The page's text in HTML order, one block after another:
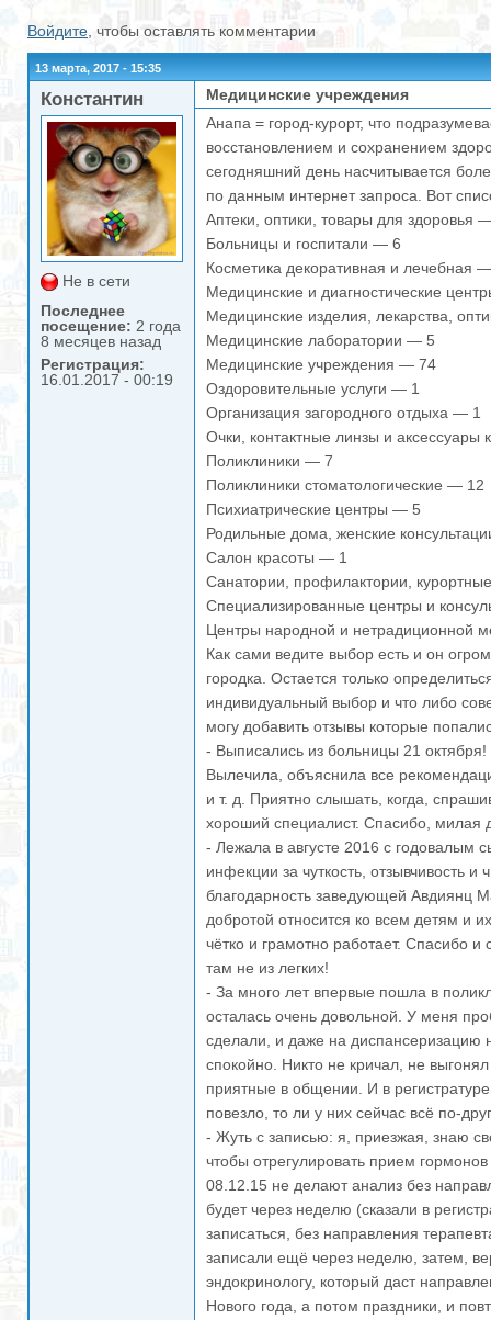
Войдите , чтобы оставлять комментарии
13 марта, 2017 - 15:35
Константин
Не в сети
Последнее
посещение: 2 года
8 месяцев назад
Регистрация:
16.01.2017 - 00:19
Медицинские учреждения
Анапа = город-курорт, что
восстановлением и сохранением
сегодняшний день насчитывается
по данным интернет запроса. Вот
Аптеки, оптики, товары для здоровья
Больницы и госпитали — 6
Косметика декоративная и лечебная
Медицинские и диагностические
Медицинские изделия, лекарства,
Медицинские лаборатории — 5
Медицинские учреждения — 74
Оздоровительные услуги — 1
Организация загородного отдыха — 1
Очки, контактные линзы и
Поликлиники — 7
Поликлиники стоматологические — 12
Психиатрические центры — 5
Родильные дома, женские
Салон красоты — 1
Санатории, профилактории,
Специализированные центры и
Центры народной и нетрадиционной
Как сами ведите выбор есть и он
городка. Остается только
индивидуальный выбор и что либо
могу добавить отзывы которые
- Выписались из больницы 21
Вылечила, объяснила все
и т. д. Приятно слышать, когда,
хороший специалист. Спасибо, милая
- Лежала в августе 2016 с годовалым
инфекции за чуткость, отзывчивость и
благодарность заведующей Авдиянц
добротой относится ко всем детям и
чётко и грамотно работает. Спасибо
там не из легких!
- За много лет впервые пошла в
осталась очень довольной. У меня
сделали, и даже на диспансеризацию
спокойно. Никто не кричал, не
приятные в общении. И в
повезло, то ли у них сейчас всё по-
- Жуть с записью: я, приезжая, знаю
чтобы отрегулировать прием
08.12.15 не делают анализ без
будет через неделю (сказали в
записаться, без направления
записали ещё через неделю, затем,
эндокринологу, который даст
Нового года, а потом праздники, и